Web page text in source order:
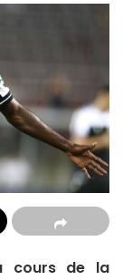
cours de la